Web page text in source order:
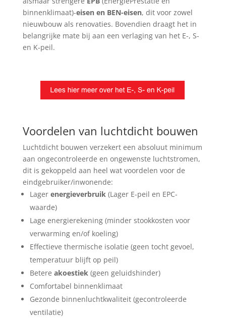
binnenklimaat)-eisen en BEN-eisen, dit voor zowel
nieuwbouw als renovaties. Bovendien draagt het in
belangrijke mate bij aan een verlaging van het E-, S-
en K-peil.
Voordelen van luchtdicht bouwen
Luchtdicht bouwen verzekert een absoluut minimum
aan ongecontroleerde en ongewenste luchtstromen,
dit is gekoppeld aan heel wat voordelen voor de
eindgebruiker/inwonende:
Lager energieverbruik(Lager E-peil en EPC-
waarde)
Lage energierekening (minder stookkosten voor
verwarming en/of koeling)
Effectieve thermische isolatie (geen tocht gevoel,
temperatuur blijft op peil)
Betere akoestiek(geen geluidshinder)
Comfortabel binnenklimaat
Gezonde binnenluchtkwaliteit (gecontroleerde
ventilatie)